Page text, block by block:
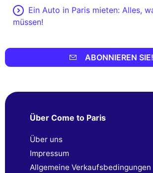
Ein Auto in Paris mieten: Alles,
müssen!
ABONNIEREN SIE!
Über Come to Paris
Über uns
Impressum
Allgemeine Verkaufsbedingungen